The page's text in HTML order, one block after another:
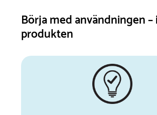
Börja med användningen
produkten